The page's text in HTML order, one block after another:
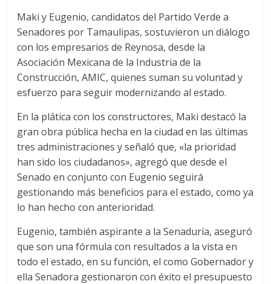
Maki y Eugenio, candidatos del Partido Verde a
Senadores por Tamaulipas, sostuvieron un diálogo
con los empresarios de Reynosa, desde la
Asociación Mexicana de la Industria de la
Construcción, AMIC, quienes suman su voluntad y
esfuerzo para seguir modernizando al estado.
En la plática con los constructores, Maki destacó la
gran obra pública hecha en la ciudad en las últimas
tres administraciones y señaló que, «la prioridad
han sido los ciudadanos», agregó que desde el
Senado en conjunto con Eugenio seguirá
gestionando más beneficios para el estado, como ya
lo han hecho con anterioridad.
Eugenio, también aspirante a la Senaduría, aseguró
que son una fórmula con resultados a la vista en
todo el estado, en su función, el como Gobernador y
ella Senadora gestionaron con éxito el presupuesto